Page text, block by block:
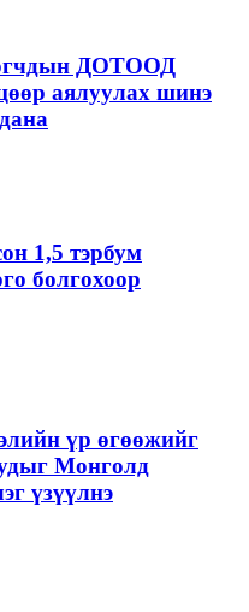
ДОТООД
аялуулах шинэ
1,5 тэрбум
болгохоор
үр өгөөжийг
Монголд
үзүүлнэ